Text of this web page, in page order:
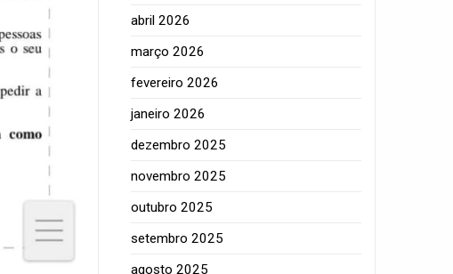
abril 2026
março 2026
fevereiro 2026
janeiro 2026
dezembro 2025
novembro 2025
outubro 2025
setembro 2025
agosto 2025